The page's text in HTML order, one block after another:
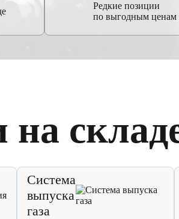
Редкие позиции
по выгодным ценам
на
Система
выпуска
газа